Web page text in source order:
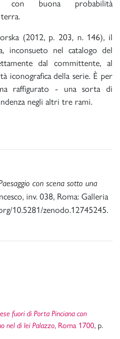
con buona probabilità
(2012, p. 203, n. 146), il
inconsueto nel catalogo del
dal committente, al
iconografica della serie. È per
raffigurato - una sorta di
negli altri tre rami.
con scena sotto una
inv. 038, Roma: Galleria
10.5281/zenodo.12745245.
fuori di Porta Pinciana con
nel di lei Palazzo, Roma 1700, p.